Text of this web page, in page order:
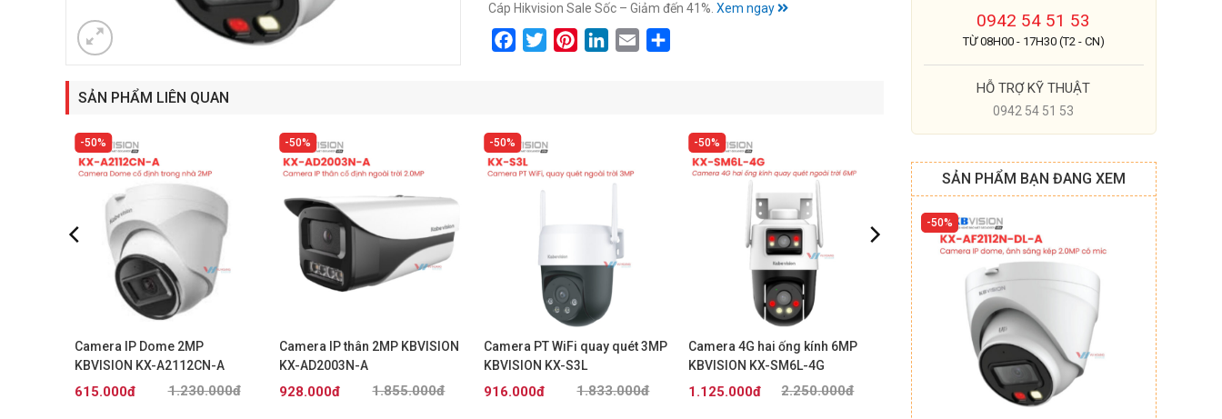
0942 54 51 53
TỪ 08H00 - 17H30 (T2 - CN)
HỖ TRỢ KỸ THUẬT
0942 54 51 53
SẢN PHẨM BẠN ĐANG XEM
50%
Cáp Hikvision Sale Sốc – Giảm đến 41%. Xem ngay
FacebookTwitterPinterestLinkedIn
Email
SẢN PHẨM LIÊN QUAN
50%
Camera IP Dome 2MP
KBVISION KX-A2112CN-A
1.230.000đ
615.000đ
50%
Camera IP thân 2MP KBVISION
KX-AD2003N-A
1.855.000đ
928.000đ
50%
Camera PT WiFi quay quét 3MP
KBVISION KX-S3L
1.833.000đ
916.000đ
50%
Camera 4G hai ống kính 6MP
KBVISION KX-SM6L-4G
2.250.000đ
1.125.000đ